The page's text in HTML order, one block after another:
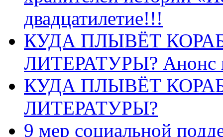
двадцатилетие!!!
КУДА ПЛЫВЁТ
ЛИТЕРАТУРЫ? Анонс
КУДА ПЛЫВЁТ
ЛИТЕРАТУРЫ?
9 мер социальной